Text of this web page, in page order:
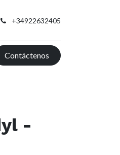
+34922632405
Contáctenos
-